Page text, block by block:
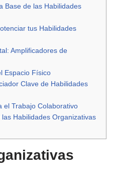
Base de las Habilidades
tus Habilidades
Amplificadores de
Espacio Físico
Clave de Habilidades
el Trabajo Colaborativo
Habilidades Organizativas